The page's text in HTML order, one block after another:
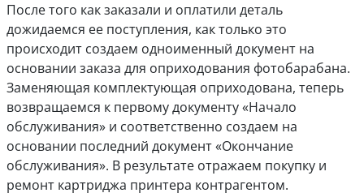
После того как заказали и оплатили деталь
дожидаемся ее поступления, как только это
происходит создаем одноименный документ на
основании заказа для оприходования фотобарабана.
Заменяющая комплектующая оприходована, теперь
возвращаемся к первому документу «Начало
обслуживания» и соответственно создаем на
основании последний документ «Окончание
обслуживания». В результате отражаем покупку и
ремонт картриджа принтера контрагентом.